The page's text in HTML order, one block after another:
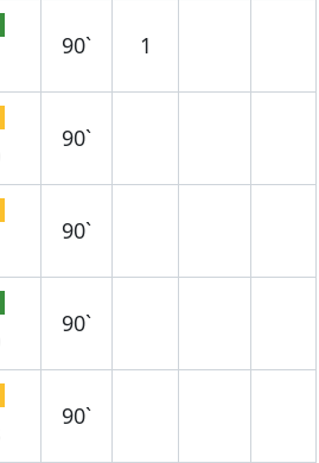
90` 1
90`
90`
90`
90`